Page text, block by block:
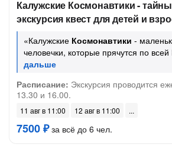
Калужские Космонавтики -
экскурсия квест для детей и
«Калужские Космонавтики -
человечки, которые прячутся по всей
Расписание: Экскурсия проводится
13.30 и 16.00.
11 авг в 11:00 12 авг в 11:00
7500 ₽за всё до 6 чел.